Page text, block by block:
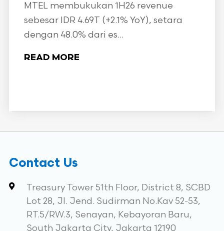
MTEL membukukan 1H26 revenue
sebesar IDR 4.69T (+2.1% YoY), setara
dengan 48.0% dari es...
READ MORE
Contact Us
Treasury Tower 51th Floor, District 8, SCBD
Lot 28, Jl. Jend. Sudirman No.Kav 52-53,
RT.5/RW.3, Senayan, Kebayoran Baru,
South Jakarta City, Jakarta 12190